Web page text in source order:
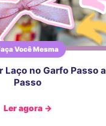
Você Mesma
Laço no Garfo Passo a
Passo
Ler agora →